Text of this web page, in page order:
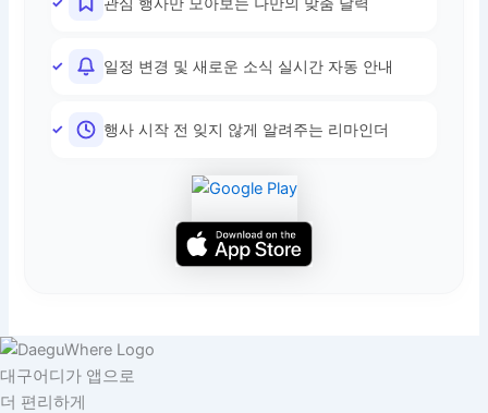
일정 변경 및 새로운 소식 실시간 자동 안내
행사 시작 전 잊지 않게 알려주는 리마인더
대구어디가 앱으로
더 편리하게